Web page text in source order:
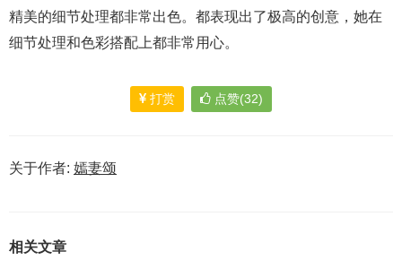
精美的细节处理都非常出色。都表现出了极高的创意，她在
细节处理和色彩搭配上都非常用心。
打赏 点赞(32)
关于作者: 嫣妻颂
相关文章